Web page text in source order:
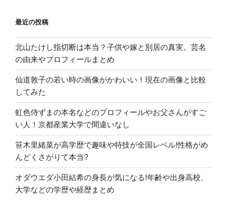
の
最近の投稿
北山たけし指切断は本当？子供や嫁と別居の真実。芸名
の由来やプロフィールまとめ
仙道敦子の若い時の画像がかわいい！現在の画像と比較
してみた
虹色侍ずまの本名などのプロフィールやお父さんがすご
い人！京都産業大学で間違いなし
笹木里緒菜が高学歴で趣味や特技が全国レベル!性格がめ
んどくさがりて本当?
オダウエダ小田結希の身長が気になる!年齢や出身高校、
大学などの学歴や経歴まとめ